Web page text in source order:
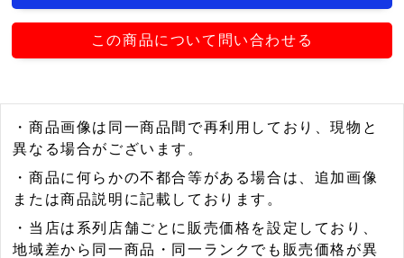
この商品について問い合わせる
・商品画像は同一商品間で再利用しており、現物と
異なる場合がございます。
・商品に何らかの不都合等がある場合は、追加画像
または商品説明に記載しております。
・当店は系列店舗ごとに販売価格を設定しており、
地域差から同一商品・同一ランクでも販売価格が異